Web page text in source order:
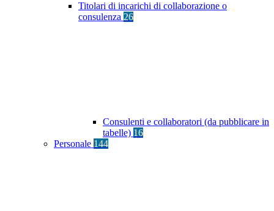
Titolari di incarichi di collaborazione o
consulenza 26
Consulenti e collaboratori (da pubblicare in
tabelle) 16
Personale 144